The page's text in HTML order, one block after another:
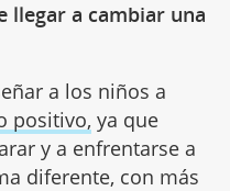
llegar a cambiar una
a los niños a
positivo, ya que
y a enfrentarse a
diferente, con más